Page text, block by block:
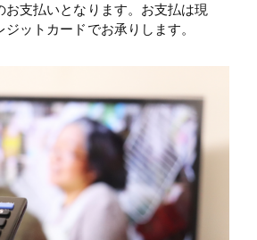
お支払いとなります。お支払は現
ットカードでお承りします。